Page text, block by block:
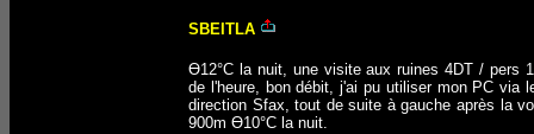
SBEITLA
Ө12°C la nuit, une visite aux ruines 4DT / pers
de l'heure, bon débit, j'ai pu utiliser mon PC via
direction Sfax, tout de suite à gauche après la
900m Ө10°C la nuit.